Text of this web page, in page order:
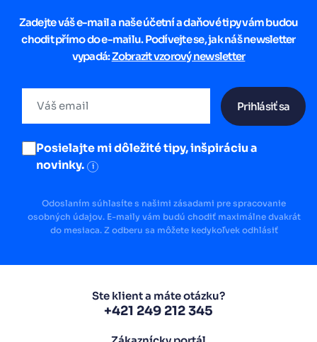
Zadejte váš e-mail a naše účetní a daňové tipy vám budou
chodit přímo do e-mailu. Podívejte se, jak náš newsletter
vypadá:Zobrazit vzorový newsletter
Prihlásiť sa
Posielajte mi dôležité tipy, inšpiráciu a
novinky.
i
Odoslaním súhlasíte s našimi zásadami pre spracovanie
osobných údajov. E-maily vám budú chodiť maximálne dvakrát
do mesiaca. Z odberu sa môžete kedykoľvek odhlásiť
Ste klient a máte otázku?
+421 249 212 345